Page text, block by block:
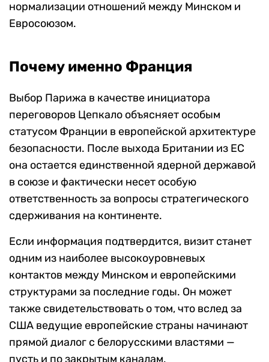
нормализации отношений между Минском и
Евросоюзом.
Почему именно Франция
Выбор Парижа в качестве инициатора
переговоров Цепкало объясняет особым
статусом Франции в европейской архитектуре
безопасности. После выхода Британии из ЕС
она остается единственной ядерной державой
в союзе и фактически несет особую
ответственность за вопросы стратегического
сдерживания на континенте.
Если информация подтвердится, визит станет
одним из наиболее высокоуровневых
контактов между Минском и европейскими
структурами за последние годы. Он может
также свидетельствовать о том, что вслед за
США ведущие европейские страны начинают
прямой диалог с белорусскими властями —
пусть и по закрытым каналам.